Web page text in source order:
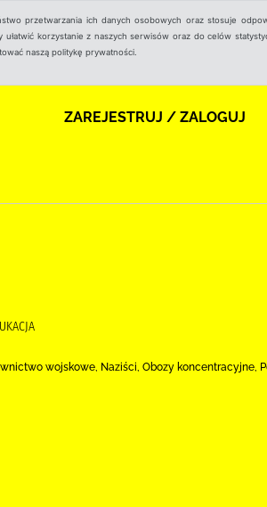
przetwarzania ich danych osobowych oraz stosuje
korzystanie z naszych serwisów oraz do celów
naszą politykę prywatności.
ZAREJESTRUJ / ZALOGUJ
wojskowe, Naziści, Obozy koncentracyjne,